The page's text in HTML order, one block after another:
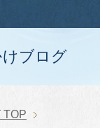
けブログ
TOP